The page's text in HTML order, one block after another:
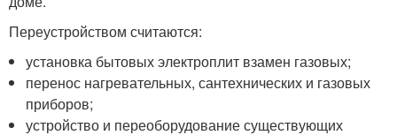
Переустройством считаются:
установка бытовых электроплит взамен газовых;
перенос нагревательных, сантехнических и газовых
приборов;
устройство и переоборудование существующих